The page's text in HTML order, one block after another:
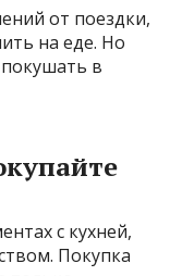
от поездки,
на еде. Но
в
с кухней,
Покупка